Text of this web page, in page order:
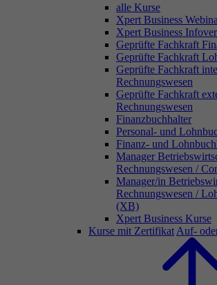
alle Kurse
Xpert Business
Xpert Business
Geprüfte Fachkraft
Geprüfte Fachkraft
Geprüfte Fachkraft
Rechnungswesen
Geprüfte Fachkraft
Rechnungswesen
Finanzbuchhalter
Personal- und
Finanz- und
Manager
Rechnungswesen /
Manager/in
Rechnungswesen /
(XB)
Xpert Business Kurse
Kurse mit Zertifikat Auf-